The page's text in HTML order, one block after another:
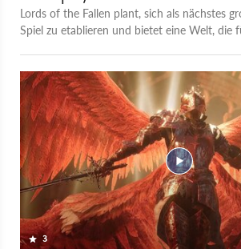
Lords of the Fallen plant, sich als nächstes
Spiel zu etablieren und bietet eine Welt, die
ursprünglichen Lords of the Fallen kennt.
Kreuzritter bereist ihr sowohl die Welt der
die der Toten. Der Entwickler gibt euch
Gameplay-Einblicke in den Titel. Der
Minuten lang und besitzt keinerlei
Schnitte. Dennoch bekommt ihr einen
verschiedene Spielstile wie etwa den
aber auch den Fernkampf mit Hilfe von
am 13. Oktober 2023 veröffentlicht.
3